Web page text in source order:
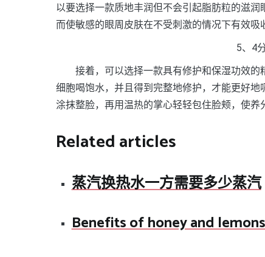
以要选择一款质地丰润但不会引起脂肪粒的滋
而使敏感的眼周皮肤在不受刺激的情况下有效吸
5、4
接着，可以选择一款具有修护和保湿功效的
细胞喝饱水，并且得到完整地修护，才能更好
涂抹整脸，再用温热的掌心轻轻包住脸颊，使养
Related articles
蒸汽换热水一方需要多少蒸汽
Benefits of honey and lemons